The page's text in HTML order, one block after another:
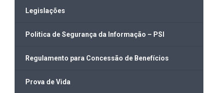
Legislações
Politica de Segurança da Informação – PSI
Regulamento para Concessão de Benefícios
Prova de Vida